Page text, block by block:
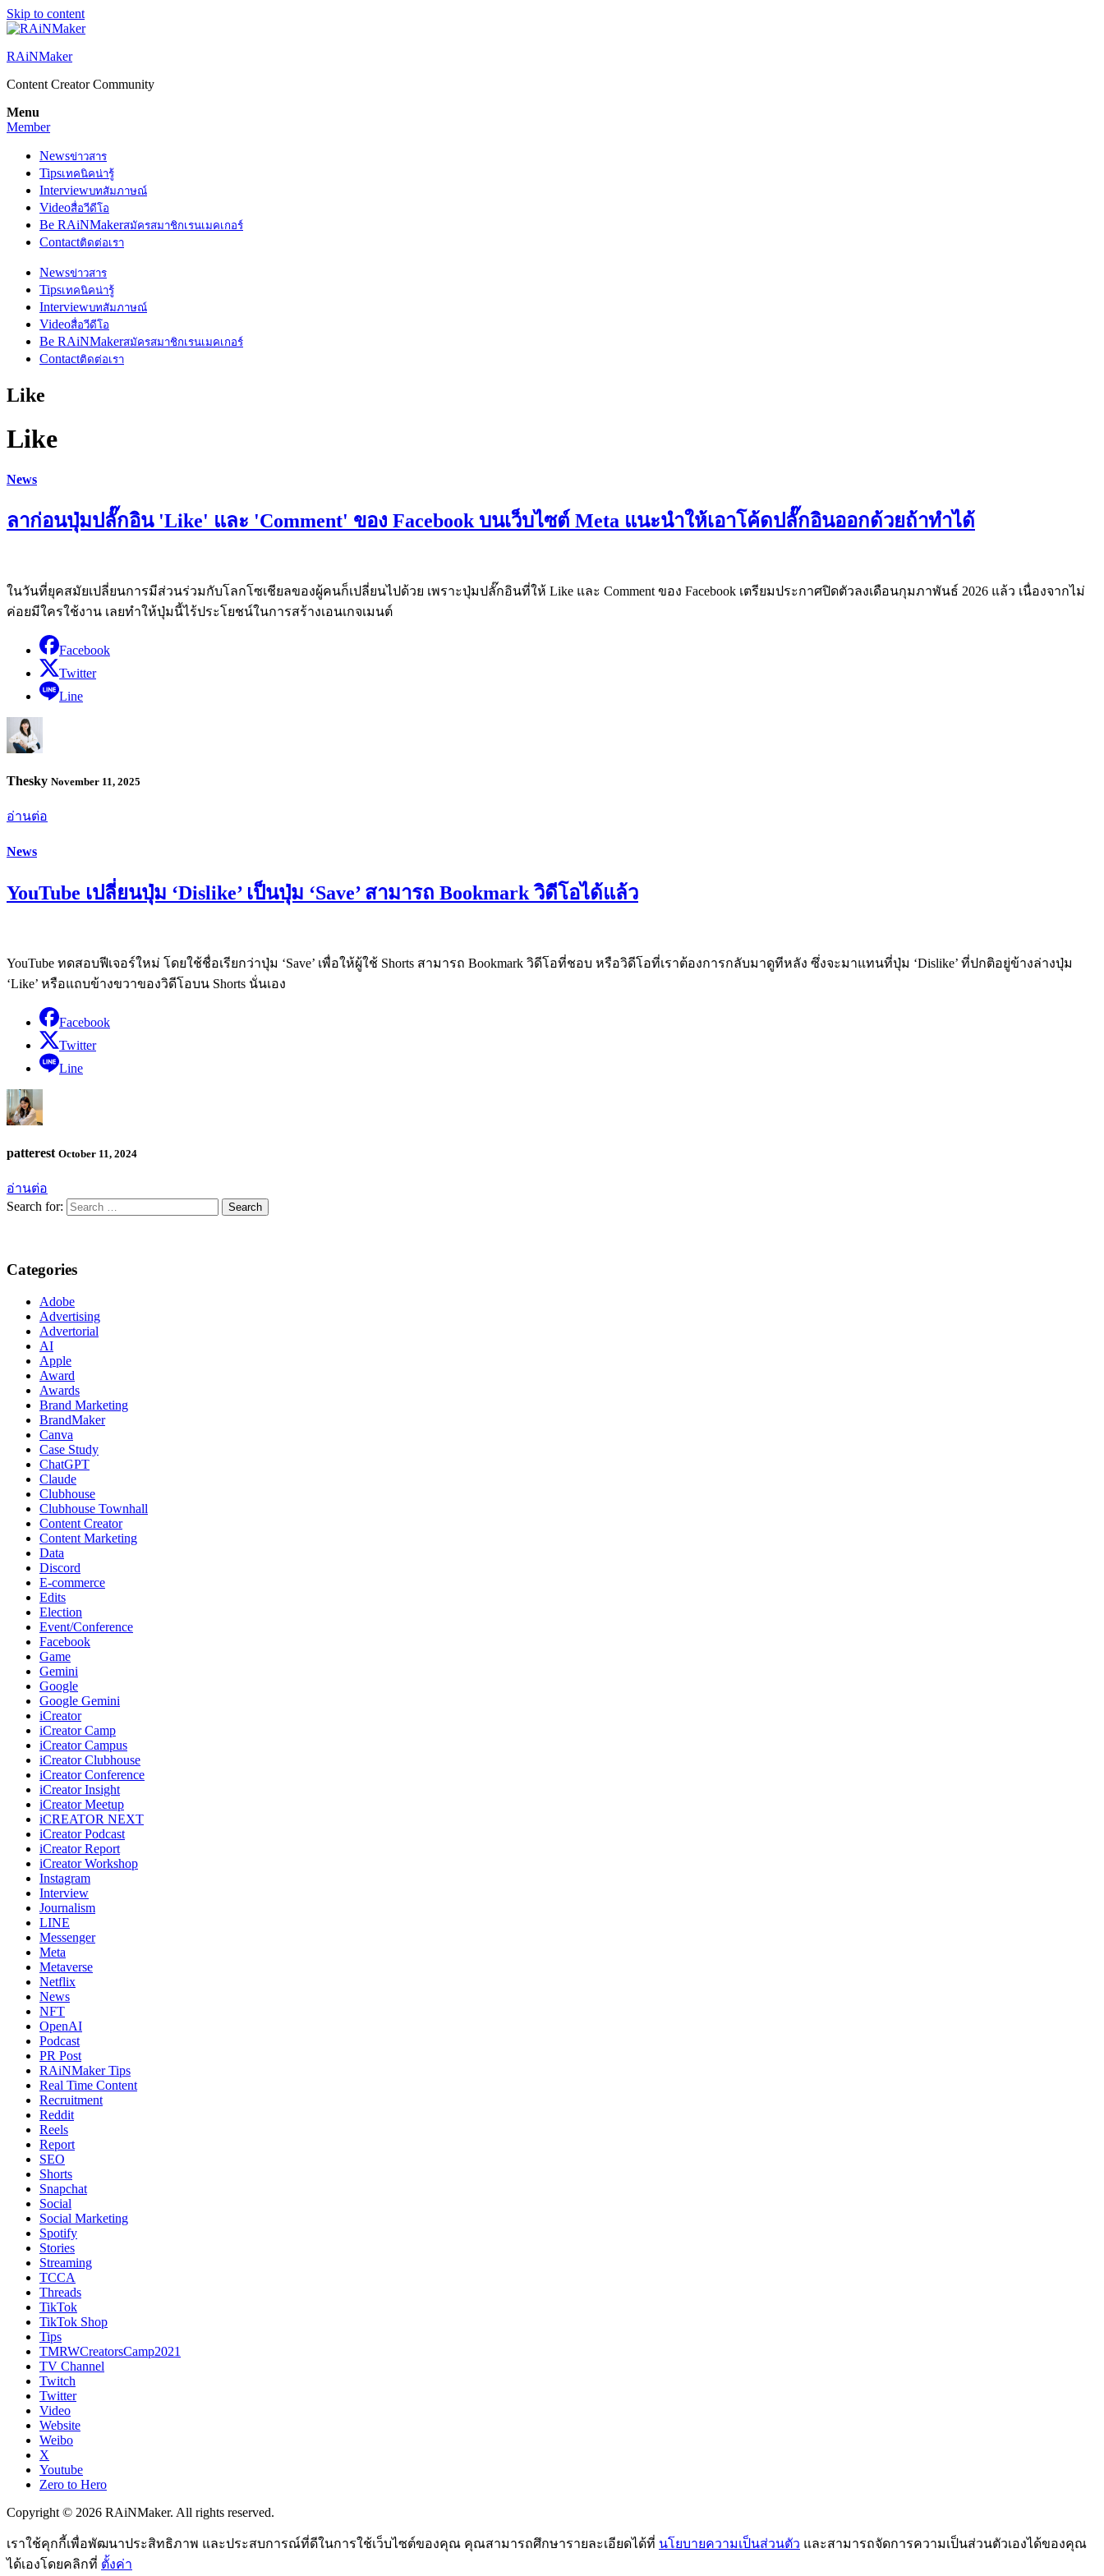
Skip to content
RAiNMaker
Content Creator Community
Menu
Member
Newsข่าวสาร
Tipsเทคนิคน่ารู้
Interviewบทสัมภาษณ์
Videoสื่อวีดีโอ
Be RAiNMakerสมัครสมาชิกเรนเมคเกอร์
Contactติดต่อเรา
Newsข่าวสาร
Tipsเทคนิคน่ารู้
Interviewบทสัมภาษณ์
Videoสื่อวีดีโอ
Be RAiNMakerสมัครสมาชิกเรนเมคเกอร์
Contactติดต่อเรา
Like
Like
News
ลาก่อนปุ่มปลั๊กอิน 'Like' และ 'Comment' ของ Facebook บนเว็บไซต์ Meta แนะนำให้เอาโค้ดปลั๊กอินออกด้วยถ้าทำได้
ในวันที่ยุคสมัยเปลี่ยนการมีส่วนร่วมกับโลกโซเชียลของผู้คนก็เปลี่ยนไปด้วย เพราะปุ่มปลั๊กอินที่ให้ Like และ Comment ของ Facebook เตรียมประกาศปิดตัวลงเดือนกุมภาพันธ์ 2026 แล้ว เนื่องจากไม่
ค่อยมีใครใช้งาน เลยทำให้ปุ่มนี้ไร้ประโยชน์ในการสร้างเอนเกจเมนต์
Facebook
Twitter
Line
Thesky November 11, 2025
อ่านต่อ
News
YouTube เปลี่ยนปุ่ม ‘Dislike’ เป็นปุ่ม ‘Save’ สามารถ Bookmark วิดีโอได้แล้ว
YouTube ทดสอบฟีเจอร์ใหม่ โดยใช้ชื่อเรียกว่าปุ่ม ‘Save’ เพื่อให้ผู้ใช้ Shorts สามารถ Bookmark วิดีโอที่ชอบ หรือวิดีโอที่เราต้องการกลับมาดูทีหลัง ซึ่งจะมาแทนที่ปุ่ม ‘Dislike’ ที่ปกติอยู่ข้างล่างปุ่ม
‘Like’ หรือแถบข้างขวาของวิดีโอบน Shorts นั่นเอง
Facebook
Twitter
Line
patterest October 11, 2024
อ่านต่อ
Search for:
Categories
Adobe
Advertising
Advertorial
AI
Apple
Award
Awards
Brand Marketing
BrandMaker
Canva
Case Study
ChatGPT
Claude
Clubhouse
Clubhouse Townhall
Content Creator
Content Marketing
Data
Discord
E-commerce
Edits
Election
Event/Conference
Facebook
Game
Gemini
Google
Google Gemini
iCreator
iCreator Camp
iCreator Campus
iCreator Clubhouse
iCreator Conference
iCreator Insight
iCreator Meetup
iCREATOR NEXT
iCreator Podcast
iCreator Report
iCreator Workshop
Instagram
Interview
Journalism
LINE
Messenger
Meta
Metaverse
Netflix
News
NFT
OpenAI
Podcast
PR Post
RAiNMaker Tips
Real Time Content
Recruitment
Reddit
Reels
Report
SEO
Shorts
Snapchat
Social
Social Marketing
Spotify
Stories
Streaming
TCCA
Threads
TikTok
TikTok Shop
Tips
TMRWCreatorsCamp2021
TV Channel
Twitch
Twitter
Video
Website
Weibo
X
Youtube
Zero to Hero
Copyright © 2026 RAiNMaker. All rights reserved.
เราใช้คุกกี้เพื่อพัฒนาประสิทธิภาพ และประสบการณ์ที่ดีในการใช้เว็บไซต์ของคุณ คุณสามารถศึกษารายละเอียดได้ที่ นโยบายความเป็นส่วนตัว และสามารถจัดการความเป็นส่วนตัวเองได้ของคุณ
ได้เองโดยคลิกที่ ตั้งค่า